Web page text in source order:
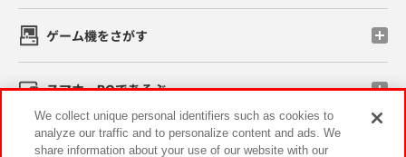
ゲーム機をさがす
スマホ・PCであそぶ
イベント・キャンペーン
We collect unique personal identifiers such as cookies to
analyze our traffic and to personalize content and ads. We
share information about your use of our website with our